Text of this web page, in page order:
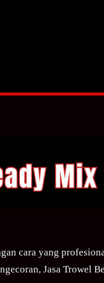
cara yang
Jasa Trowel